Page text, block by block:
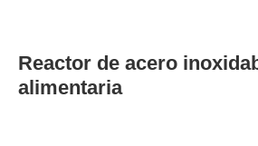
Reactor de acero
alimentaria